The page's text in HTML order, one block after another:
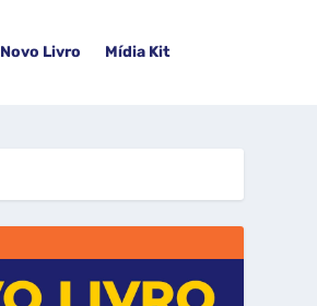
Novo Livro Mídia Kit